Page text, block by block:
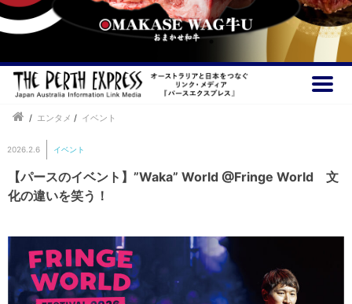
/ エンタメ / イベント
2026.2.6 イベント
【パースのイベント】”Waka” World @Fringe World 文
化の違いを笑う！